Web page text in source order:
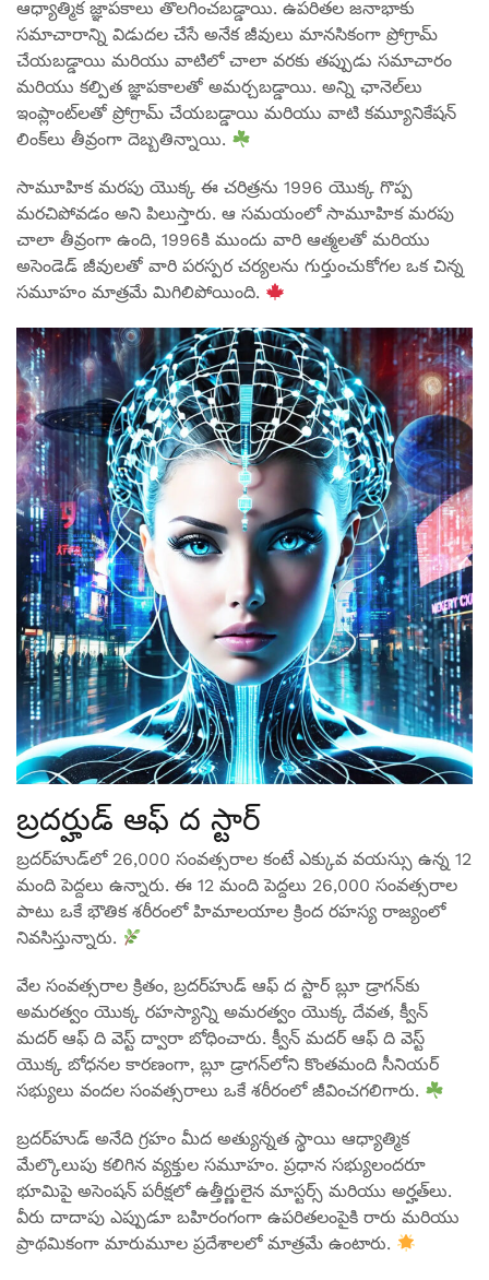
ఆధ్యాత్మిక జ్ఞాపకాలు తొలగించబడ్డాయి. ఉపరితల జనాభాకు
సమాచారాన్ని విడుదల చేసే అనేక జీవులు మానసికంగా ప్రోగ్రామ్
చేయబడ్డాయి మరియు వాటిలో చాలా వరకు తప్పుడు సమాచారం
మరియు కల్పిత జ్ఞాపకాలతో అమర్చబడ్డాయి. అన్ని ఛానెల్‌లు
ఇంప్లాంట్‌లతో ప్రోగ్రామ్ చేయబడ్డాయి మరియు వాటి కమ్యూనికేషన్
లింక్‌లు తీవ్రంగా దెబ్బతిన్నాయి.
సామూహిక మరపు యొక్క ఈ చరిత్రను 1996 యొక్క గొప్ప
మరచిపోవడం అని పిలుస్తారు. ఆ సమయంలో సామూహిక మరపు
చాలా తీవ్రంగా ఉంది, 1996కి ముందు వారి ఆత్మలతో మరియు
అసెండెడ్ జీవులతో వారి పరస్పర చర్యలను గుర్తుంచుకోగల ఒక చిన్న
సమూహం మాత్రమే మిగిలిపోయింది.
బ్రదర్హుడ్ ఆఫ్ ద స్టార్
బ్రదర్‌హుడ్‌లో 26,000 సంవత్సరాల కంటే ఎక్కువ వయస్సు ఉన్న 12
మంది పెద్దలు ఉన్నారు. ఈ 12 మంది పెద్దలు 26,000 సంవత్సరాల
పాటు ఒకే భౌతిక శరీరంలో హిమాలయాల క్రింద రహస్య రాజ్యంలో
నివసిస్తున్నారు.
వేల సంవత్సరాల క్రితం, బ్రదర్‌హుడ్ ఆఫ్ ద స్టార్ బ్లూ డ్రాగన్‌కు
అమరత్వం యొక్క రహస్యాన్ని అమరత్వం యొక్క దేవత, క్వీన్
మదర్ ఆఫ్ ది వెస్ట్ ద్వారా బోధించారు. క్వీన్ మదర్ ఆఫ్ ది వెస్ట్
యొక్క బోధనల కారణంగా, బ్లూ డ్రాగన్‌లోని కొంతమంది సీనియర్
సభ్యులు వందల సంవత్సరాలు ఒకే శరీరంలో జీవించగలిగారు.
బ్రదర్‌హుడ్ అనేది గ్రహం మీద అత్యున్నత స్థాయి ఆధ్యాత్మిక
మేల్కొలుపు కలిగిన వ్యక్తుల సమూహం. ప్రధాన సభ్యులందరూ
భూమిపై అసెంషన్ పరీక్షలో ఉత్తీర్ణులైన మాస్టర్స్ మరియు అర్హత్‌లు.
వీరు దాదాపు ఎప్పుడూ బహిరంగంగా ఉపరితలంపైకి రారు మరియు
ప్రాథమికంగా మారుమూల ప్రదేశాలలో మాత్రమే ఉంటారు.